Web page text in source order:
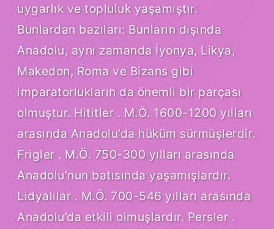
uygarlık ve topluluk yaşamıştır.
Bunlardan bazıları: Bunların dışında
Anadolu, aynı zamanda İyonya, Likya,
Makedon, Roma ve Bizans gibi
imparatorlukların da önemli bir parçası
olmuştur. Hititler . M.Ö. 1600-1200 yılları
arasında Anadolu’da hüküm sürmüşlerdir.
Frigler . M.Ö. 750-300 yılları arasında
Anadolu’nun batısında yaşamışlardır.
Lidyalılar . M.Ö. 700-546 yılları arasında
Anadolu’da etkili olmuşlardır. Persler .